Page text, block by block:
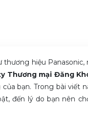
hiệu Panasonic,
Thương mại Đăng
bạn. Trong bài viết
đến lý do bạn nên